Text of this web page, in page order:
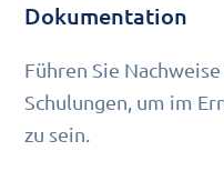
Dokumentation
Führen Sie
Schulungen, um im
zu sein.